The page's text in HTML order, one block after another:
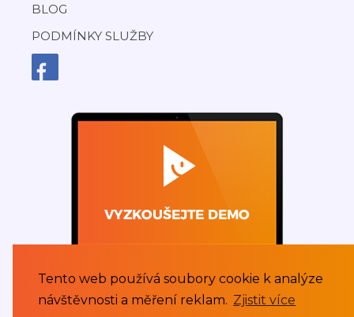
Tento web používá soubory cookie k analýze
návštěvnosti a měření reklam. Zjistit více
BLOG
PODMÍNKY SLUŽBY